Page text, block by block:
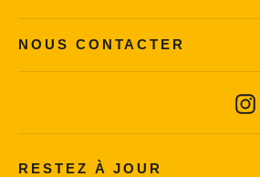
NOUS CONTACTER
RESTEZ À JOUR